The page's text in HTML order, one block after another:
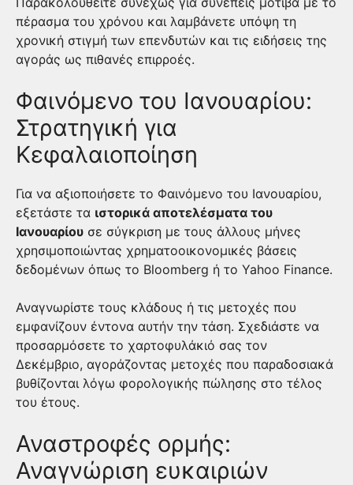
πέρασμα του χρόνου και λαμβάνετε υπόψη τη
χρονική στιγμή των επενδυτών και τις ειδήσεις της
αγοράς ως πιθανές επιρροές.
Φαινόμενο του Ιανουαρίου:
Στρατηγική για
Κεφαλαιοποίηση
Για να αξιοποιήσετε το Φαινόμενο του Ιανουαρίου,
εξετάστε τα ιστορικά αποτελέσματα του
Ιανουαρίου σε σύγκριση με τους άλλους μήνες
χρησιμοποιώντας χρηματοοικονομικές βάσεις
δεδομένων όπως το Bloomberg ή το Yahoo Finance.
Αναγνωρίστε τους κλάδους ή τις μετοχές που
εμφανίζουν έντονα αυτήν την τάση. Σχεδιάστε να
προσαρμόσετε το χαρτοφυλάκιό σας τον
Δεκέμβριο, αγοράζοντας μετοχές που παραδοσιακά
βυθίζονται λόγω φορολογικής πώλησης στο τέλος
του έτους.
Αναστροφές ορμής:
Αναγνώριση ευκαιριών